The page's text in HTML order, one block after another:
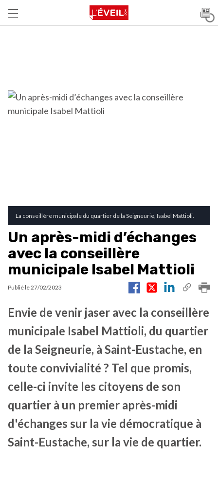
La conseillère municipale du quartier de la Seigneurie, Isabel Mattioli.
Un après-midi d’échanges
avec la conseillère
municipale Isabel Mattioli
Publié le27/02/2023
Envie de venir jaser avec la conseillère
municipale Isabel Mattioli, du quartier
de la Seigneurie, à Saint-Eustache, en
toute convivialité ? Tel que promis,
celle-ci invite les citoyens de son
quartier à un premier après-midi
d'échanges sur la vie démocratique à
Saint-Eustache, sur la vie de quartier.